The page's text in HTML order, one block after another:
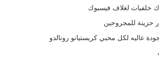
خلفيات لغلاف فيسبوك
للمجروحين
عاليه لكل محبي كريستيانو رونالدو